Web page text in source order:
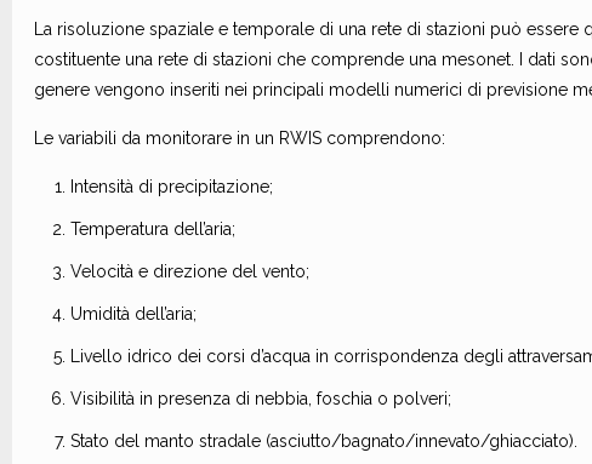
La risoluzione spaziale e temporale di una rete di stazioni può essere
costituente una rete di stazioni che comprende una mesonet. I dati
genere vengono inseriti nei principali modelli numerici di previsione
Le variabili da monitorare in un RWIS comprendono:
Intensità di precipitazione;
Temperatura dell’aria;
Velocità e direzione del vento;
Umidità dell’aria;
Livello idrico dei corsi d’acqua in corrispondenza degli
Visibilità in presenza di nebbia, foschia o polveri;
Stato del manto stradale (asciutto/bagnato/innevato/ghiacciato).